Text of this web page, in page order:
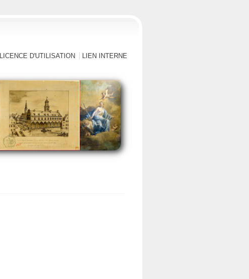
LICENCE D'UTILISATION LIEN INTERNE